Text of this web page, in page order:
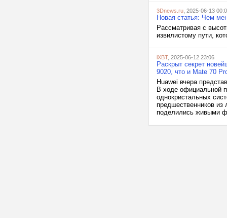
3Dnews.ru , 2025-06-13
Новая статья: Чем
Рассматривая с
извилистому пути,
iXBT, 2025-06-12 23:06
Раскрыт секрет
9020, что и Mate 70
Huawei вчера
В ходе официальной
однокристальных
предшественников из
поделились живыми